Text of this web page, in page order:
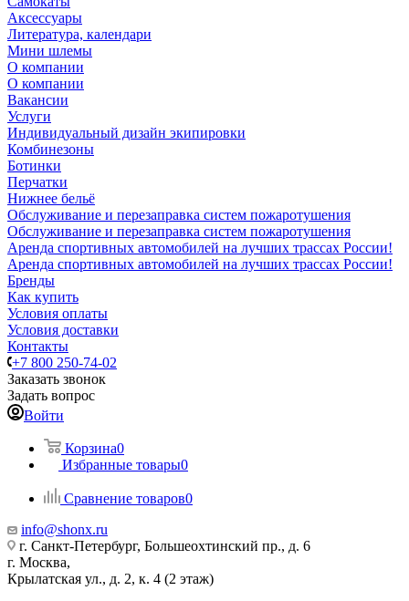
Аксессуары
Литература, календари
Мини шлемы
О компании
О компании
Вакансии
Услуги
Индивидуальный дизайн экипировки
Комбинезоны
Ботинки
Перчатки
Нижнее бельё
Обслуживание и перезаправка систем пожаротушения
Обслуживание и перезаправка систем пожаротушения
Аренда спортивных автомобилей на лучших трассах России!
Аренда спортивных автомобилей на лучших трассах России!
Бренды
Как купить
Условия оплаты
Условия доставки
Контакты
+7 800 250-74-02
Заказать звонок
Задать вопрос
Войти
Корзина0
Избранные товары0
Сравнение товаров0
info@shonx.ru
г. Санкт-Петербург, Большеохтинский пр., д. 6
г. Москва,
Крылатская ул., д. 2, к. 4 (2 этаж)